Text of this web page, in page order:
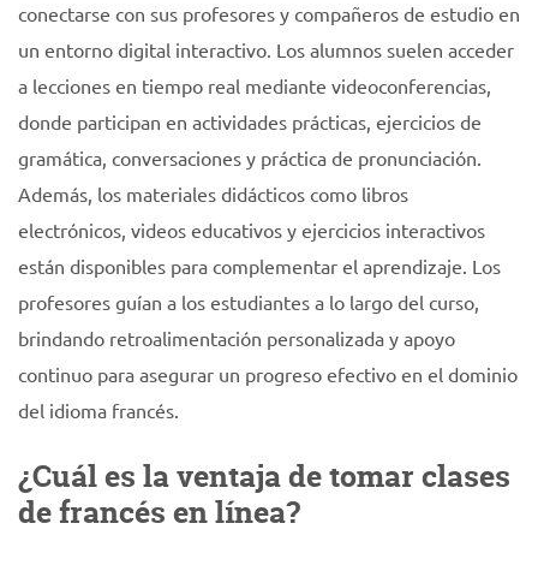
conectarse con sus profesores y compañeros de estudio en
un entorno digital interactivo. Los alumnos suelen acceder
a lecciones en tiempo real mediante videoconferencias,
donde participan en actividades prácticas, ejercicios de
gramática, conversaciones y práctica de pronunciación.
Además, los materiales didácticos como libros
electrónicos, videos educativos y ejercicios interactivos
están disponibles para complementar el aprendizaje. Los
profesores guían a los estudiantes a lo largo del curso,
brindando retroalimentación personalizada y apoyo
continuo para asegurar un progreso efectivo en el dominio
del idioma francés.
¿Cuál es la ventaja de tomar clases
de francés en línea?